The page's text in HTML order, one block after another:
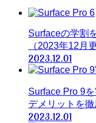
Surfaceの学割
（2023年12月
2023.12.01
Surface Pro 9
デメリットを徹
2023.12.01